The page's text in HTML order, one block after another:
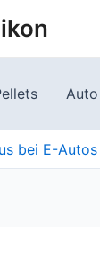
Auto
bei E-Autos